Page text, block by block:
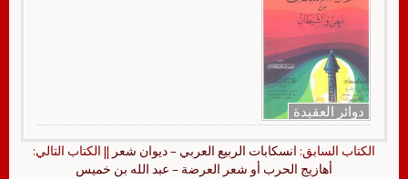
دوائر العقيدة
الكتاب السابق: انسكابات الربيع العربي – ديوان شعر || الكتاب التالي:
أهازيج الحرب أو شعر العرضة – عبد الله بن خميس